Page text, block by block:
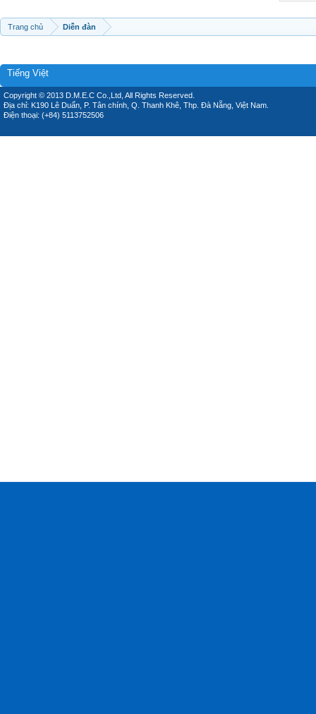
Trang chủ Diễn đàn
Tiếng Việt
Copyright © 2013 D.M.E.C Co.,Ltd, All Rights Reserved.
Địa chỉ: K190 Lê Duẩn, P. Tân chính, Q. Thanh Khê, Thp. Đà Nẵng, Việt Nam.
Điện thoại: (+84) 5113752506